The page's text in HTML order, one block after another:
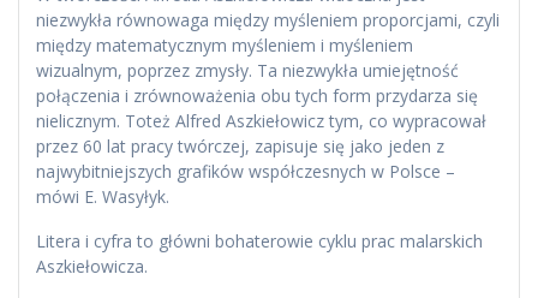
niezwykła równowaga między myśleniem proporcjami, czyli
między matematycznym myśleniem i myśleniem
wizualnym, poprzez zmysły. Ta niezwykła umiejętność
połączenia i zrównoważenia obu tych form przydarza się
nielicznym. Toteż Alfred Aszkiełowicz tym, co wypracował
przez 60 lat pracy twórczej, zapisuje się jako jeden z
najwybitniejszych grafików współczesnych w Polsce –
mówi E. Wasyłyk.
Litera i cyfra to główni bohaterowie cyklu prac malarskich
Aszkiełowicza.